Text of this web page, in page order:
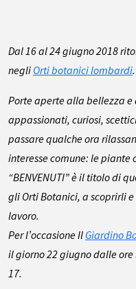
Dal 16 al 24 giugno 2018
negli Orti botanici lombardi.
Porte aperte alla bellezza
appassionati, curiosi,
passare qualche ora
interesse comune: le piante
“BENVENUTI” è il titolo di
gli Orti Botanici, a scoprirli
lavoro.
Per l’occasione Il Giardino
il giorno 22 giugno dalle
17.